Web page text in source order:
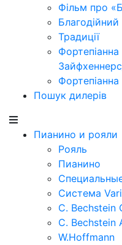
Фільм про
Традиції
Пошук дилерів
Пианино и рояли
Рояль
Пианино
Система
C. Bechstein
C. Bechstein
W.Hoffmann